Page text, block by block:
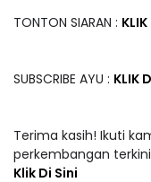
TONTON SIARAN :
SUBSCRIBE AYU : KLIK
Terima kasih! Ikuti
perkembangan
Klik Di Sini